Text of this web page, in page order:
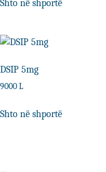
Shto në shportë
DSIP 5mg
9000 L
Shto në shportë